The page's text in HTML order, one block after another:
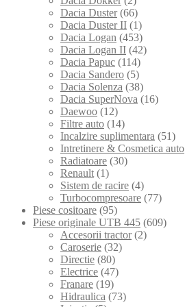
Dacia Duster (66)
Dacia Duster II (1)
Dacia Logan (453)
Dacia Logan II (42)
Dacia Papuc (114)
Dacia Sandero (5)
Dacia Solenza (38)
Dacia SuperNova (16)
Daewoo (12)
Filtre auto (14)
Incalzire suplimentara (51)
Intretinere & Cosmetica auto
Radiatoare (30)
Renault (1)
Sistem de racire (4)
Turbocompresoare (77)
Piese cositoare (95)
Piese originale UTB 445 (609)
Accesorii tractor (2)
Caroserie (32)
Directie (80)
Electrice (47)
Franare (19)
Hidraulica (73)